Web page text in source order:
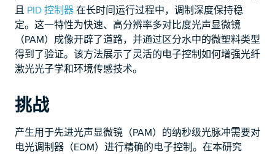
且 PID 控制器在长时间运行过程中，调制深度保持稳
定。这一特性为快速、高分辨率多对比度光声显微镜
（PAM）成像开辟了道路，并通过区分水中的微塑料类型
得到了验证。该方法展示了灵活的电子控制如何增强光纤
激光光子学和环境传感技术。
挑战
产生用于先进光声显微镜（PAM）的纳秒级光脉冲需要对
电光调制器（EOM）进行精确的电子控制。在本研究